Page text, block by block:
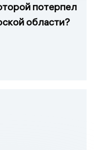
потерпел
области?